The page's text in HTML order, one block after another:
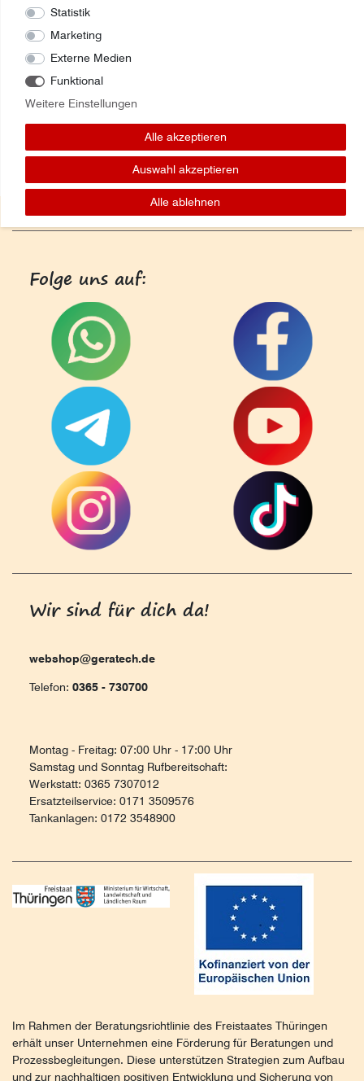
Folge uns auf:
Wir sind für dich da!
webshop@geratech.de
Telefon: 0365 - 730700
Montag - Freitag: 07:00 Uhr - 17:00 Uhr
Samstag und Sonntag Rufbereitschaft:
Werkstatt: 0365 7307012
Ersatzteilservice: 0171 3509576
Tankanlagen: 0172 3548900
Im Rahmen der Beratungsrichtlinie des Freistaates Thüringen
erhält unser Unternehmen eine Förderung für Beratungen und
Prozessbegleitungen. Diese unterstützen Strategien zum Aufbau
und zur nachhaltigen positiven Entwicklung und Sicherung von
Statistik
Marketing
Externe Medien
Funktional
Weitere Einstellungen
Alle akzeptieren
Auswahl akzeptieren
Alle ablehnen